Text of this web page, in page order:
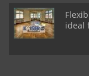
ideal